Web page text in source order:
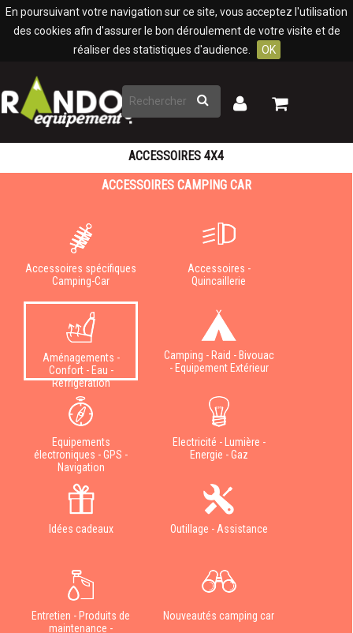
En poursuivant votre navigation sur ce site, vous acceptez l'utilisation
des cookies afin d'assurer le bon déroulement de votre visite et de
réaliser des statistiques d'audience.
OK
Rechercher
Mon
Mon
ACCESSOIRES 4X4
ACCESSOIRES CAMPING CAR
Accessoires spécifiques
Camping-Car
Accessoires -
Quincaillerie
Aménagements -
Confort - Eau -
Réfrigération
Camping - Raid - Bivouac
- Equipement Extérieur
Equipements
électroniques - GPS -
Navigation
Electricité - Lumière -
Energie - Gaz
Idées cadeaux Outillage - Assistance
Entretien - Produits de
maintenance -
Nouveautés camping car
Panneau de gestion des cookies